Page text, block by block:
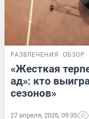
РАЗВЛЕЧЕНИЯ ОБЗОР
«Жесткая
ад»: кто
сезонов»
27 апреля, 2026, 09:35